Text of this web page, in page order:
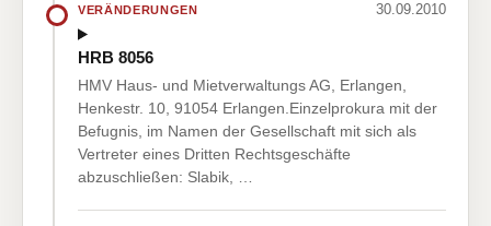
VERÄNDERUNGEN 30.09.2010
HRB 8056
HMV Haus- und Mietverwaltungs AG, Erlangen,
Henkestr. 10, 91054 Erlangen.Einzelprokura mit der
Befugnis, im Namen der Gesellschaft mit sich als
Vertreter eines Dritten Rechtsgeschäfte
abzuschließen: Slabik, …